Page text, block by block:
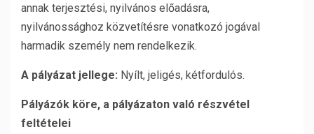
annak terjesztési, nyilvános előadásra,
nyilvánossághoz közvetítésre vonatkozó jogával
harmadik személy nem rendelkezik.
A pályázat jellege: Nyílt, jeligés, kétfordulós.
Pályázók köre, a pályázaton való részvétel
feltételei